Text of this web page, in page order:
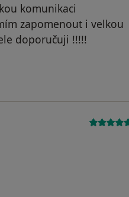
komunikaci
zapomenout i velkou
doporučuji !!!!!